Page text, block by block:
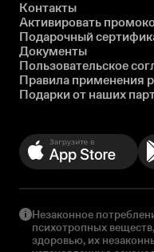
Контакты
Активировать
Подарочный
Документы
Пользовательское
Правила применения
Подарки от наших
Незаконное
психотропных
здоровью, их